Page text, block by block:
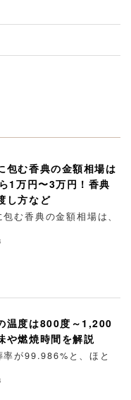
包む香典の金額相場は
1万円〜3万円！香典
し方など
む香典の金額相場は、
温度は800度～1,200
や燃焼時間を解説
率が99.986%と、ほと